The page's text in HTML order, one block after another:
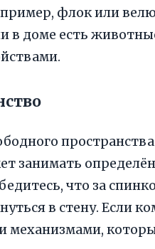
флок или
в доме есть
занимать
что за
в стену. Если